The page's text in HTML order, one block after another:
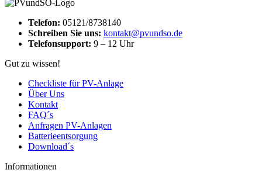
Telefon: 05121/8738140
Schreiben Sie uns: kontakt@pvundso.de
Telefonsupport: 9 – 12 Uhr
Gut zu wissen!
Checkliste für PV-Anlage
Über Uns
Kontakt
FAQ´s
Anfragen PV-Anlagen
Batterieentsorgung
Download´s
Informationen